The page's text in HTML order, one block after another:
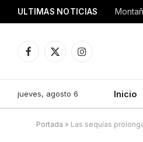
ULTIMAS NOTICIAS
Facebook
X
Instagram
jueves, agosto 6 Inicio
Portada » Las sequías